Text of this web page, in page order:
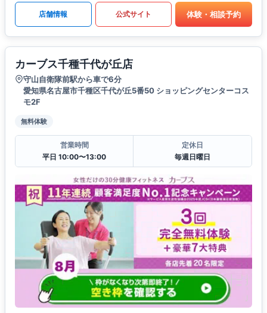
店舗情報 公式サイト 体験・相談予約
カーブス千種千代が丘店
守山自衛隊前駅から車で6分
愛知県名古屋市千種区千代が丘5番50 ショッピングセンターコス
モ2F
無料体験
営業時間
平日 10:00〜13:00
定休日
毎週日曜日